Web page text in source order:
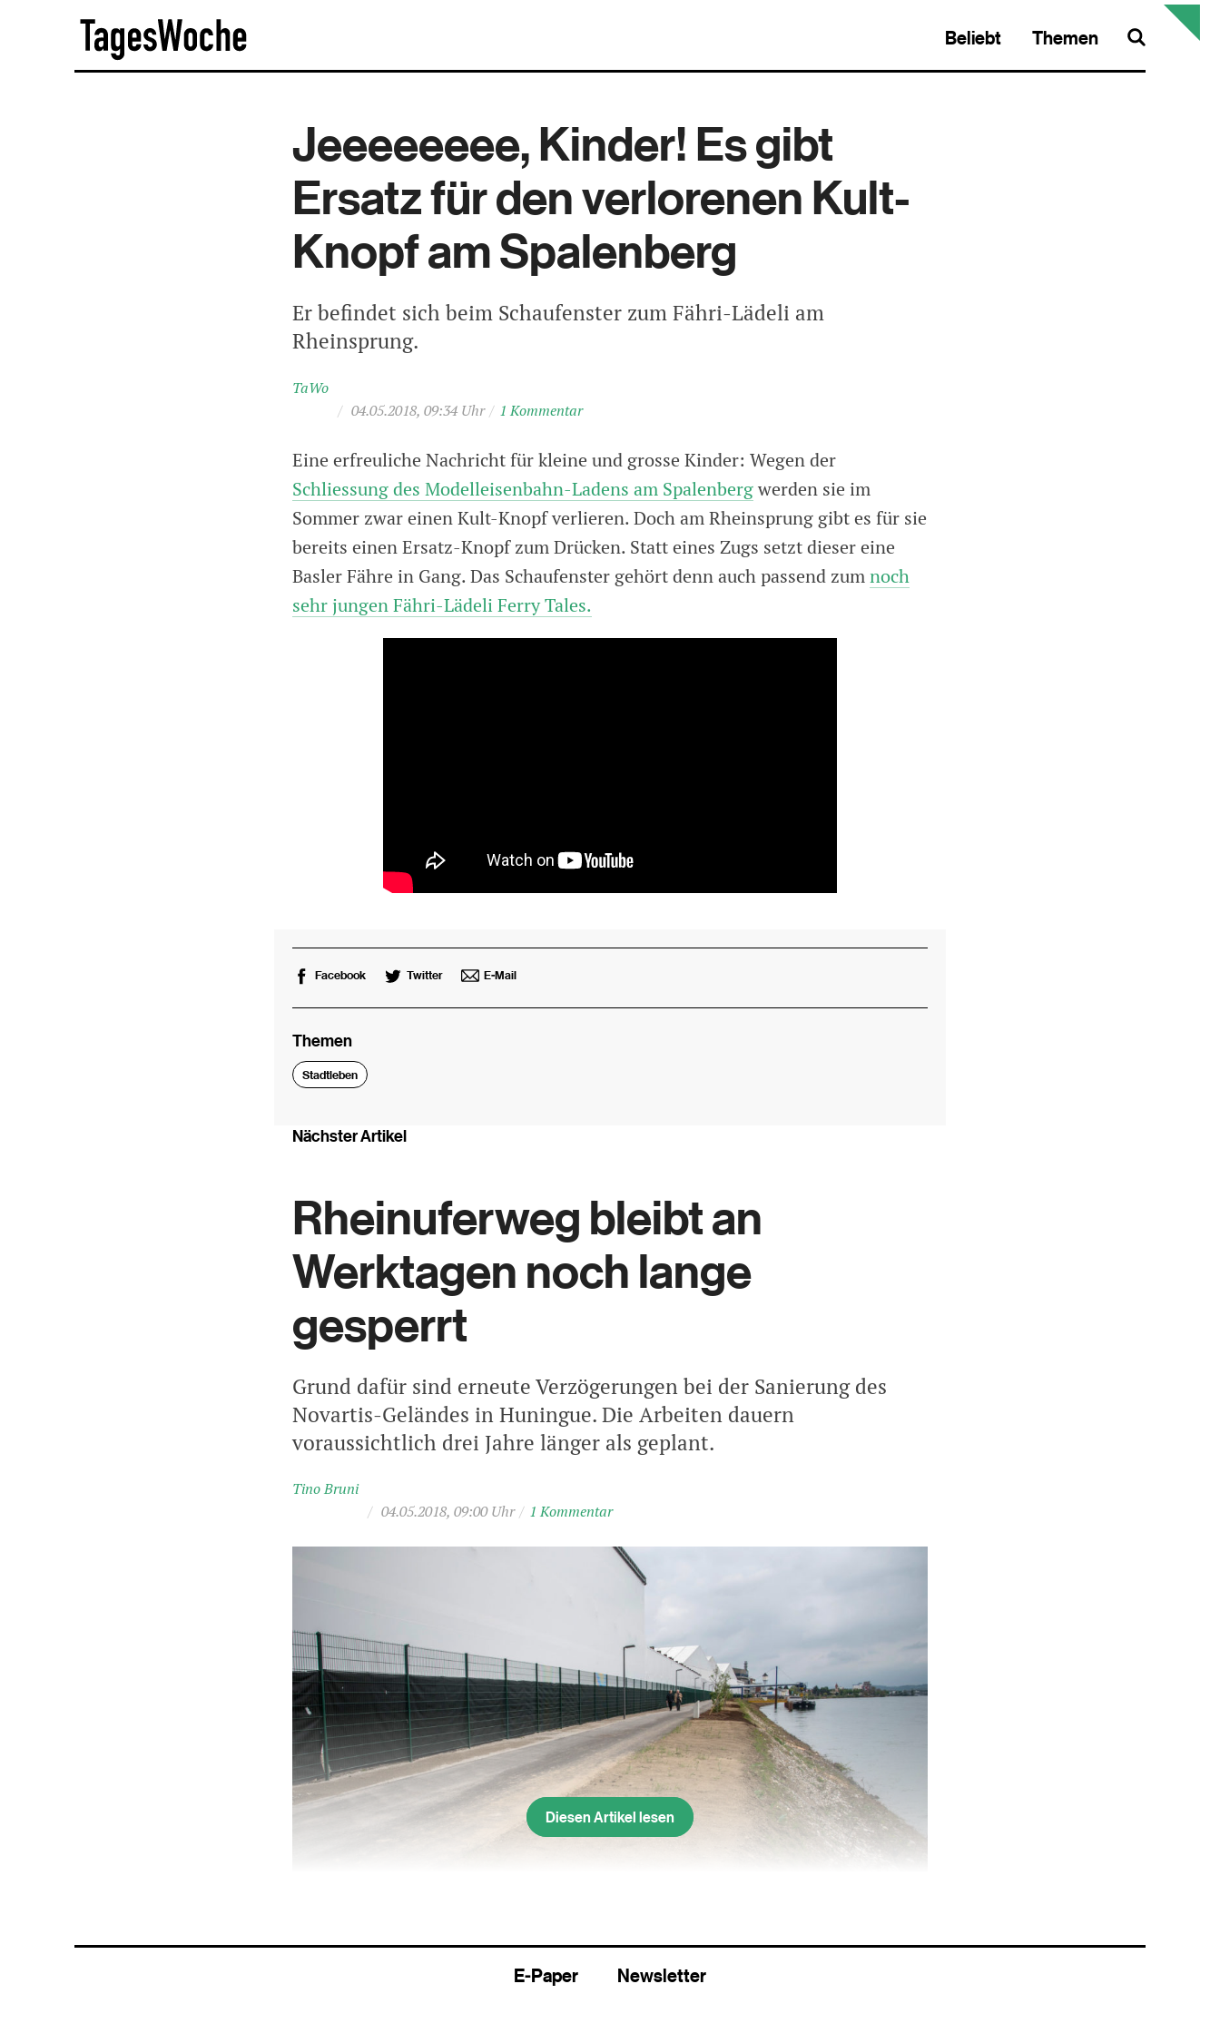
Beliebt Themen
Jeeeeeeee, Kinder! Es gibt
Ersatz für den verlorenen Kult-
Knopf am Spalenberg
Er befindet sich beim Schaufenster zum Fähri-Lädeli am
Rheinsprung.
TaWo
/ 04.05.2018, 09:34 Uhr / 1 Kommentar
Eine erfreuliche Nachricht für kleine und grosse Kinder: Wegen der
Schliessung des Modelleisenbahn-Ladens am Spalenbergwerden sie im
Sommer zwar einen Kult-Knopf verlieren. Doch am Rheinsprung gibt es für sie
bereits einen Ersatz-Knopf zum Drücken. Statt eines Zugs setzt dieser eine
Basler Fähre in Gang. Das Schaufenster gehört denn auch passend zumnoch
sehr jungen Fähri-Lädeli Ferry Tales.
Facebook Twitter E-Mail
Themen
Stadtleben
Nächster Artikel
Rheinuferweg bleibt an
Werktagen noch lange
gesperrt
Grund dafür sind erneute Verzögerungen bei der Sanierung des
Novartis-Geländes in Huningue. Die Arbeiten dauern
voraussichtlich drei Jahre länger als geplant.
Tino Bruni
/ 04.05.2018, 09:00 Uhr / 1 Kommentar
Der Rheinuferweg bei der Eröffnung 2016. Seither ist er wegen der andauernden Sanierungsarbeiten
Diesen Artikel lesen
E-Paper Newsletter